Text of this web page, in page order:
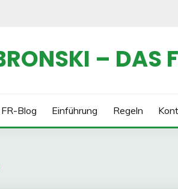
– DAS
Blog Einführung Regeln